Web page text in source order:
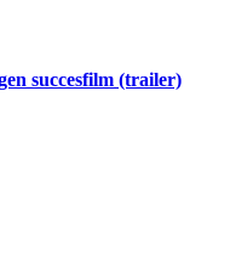
succesfilm (trailer)